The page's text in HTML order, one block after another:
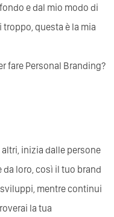
e dal mio modo di
questa è la mia
fare Personal Branding?
inizia dalle persone
loro, così il tuo brand
mentre continui
la tua